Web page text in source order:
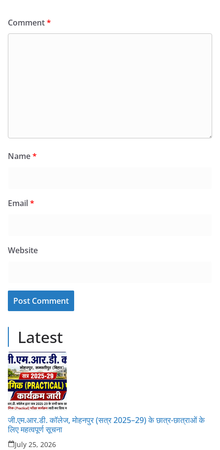
Comment*
Name*
Email*
Website
Latest
जी.एम.आर.डी. कॉलेज, मोहनपुर (सत्र 2025–29) के छात्र-छात्राओं के
लिए महत्वपूर्ण सूचना
July 25, 2026